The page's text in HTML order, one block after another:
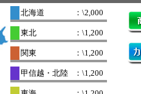
北海道 ：\2,000
東北 ：\1,200
関東 ：\1,200
甲信越・北陸 ：\1,200